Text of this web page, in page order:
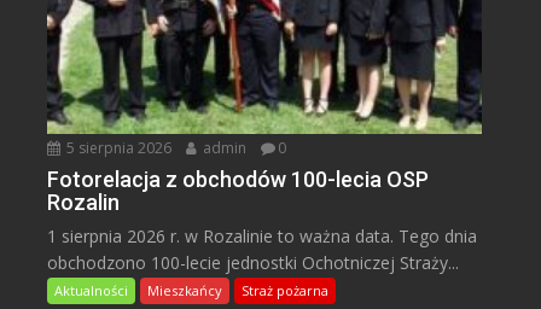
5 sierpnia 2026 admin 0
Fotorelacja z obchodów 100-lecia OSP
Rozalin
1 sierpnia 2026 r. w Rozalinie to ważna data. Tego dnia
obchodzono 100-lecie jednostki Ochotniczej Straży...
Aktualności Mieszkańcy Straż pożarna